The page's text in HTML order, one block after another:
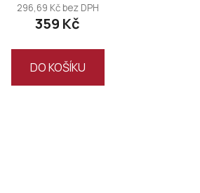
296,69 Kč bez DPH
359 Kč
DO KOŠÍKU